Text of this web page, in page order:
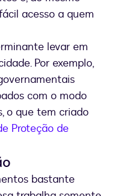
acesso a quem
levar em
Por exemplo,
com o modo
o que tem criado
Proteção de
pestaña
bastante